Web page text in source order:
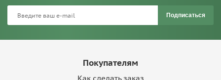
Подписаться
Покупателям